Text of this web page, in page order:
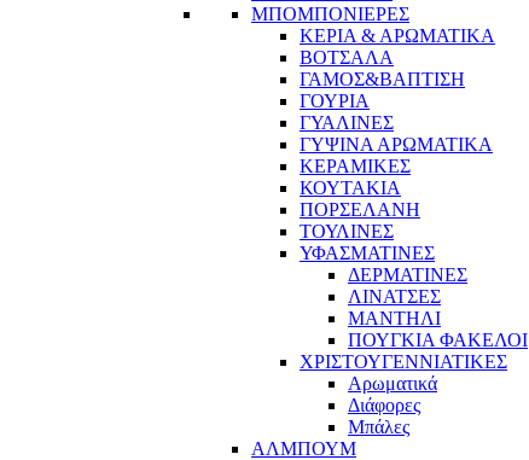
ΜΠΟΜΠΟΝΙΕΡΕΣ
ΚΕΡΙΑ & ΑΡΩΜΑΤΙΚΑ
ΒΟΤΣΑΛΑ
ΓΑΜΟΣ&ΒΑΠΤΙΣΗ
ΓΟΥΡΙΑ
ΓΥΑΛΙΝΕΣ
ΓΥΨΙΝΑ ΑΡΩΜΑΤΙΚΑ
ΚΕΡΑΜΙΚΕΣ
ΚΟΥΤΑΚΙΑ
ΠΟΡΣΕΛΑΝΗ
ΤΟΥΛΙΝΕΣ
ΥΦΑΣΜΑΤΙΝΕΣ
ΔΕΡΜΑΤΙΝΕΣ
ΛΙΝΑΤΣΕΣ
ΜΑΝΤΗΛΙ
ΠΟΥΓΚΙΑ ΦΑΚΕΛΟΙ
ΧΡΙΣΤΟΥΓΕΝΝΙΑΤΙΚΕΣ
Αρωματικά
Διάφορες
Μπάλες
ΑΛΜΠΟΥΜ